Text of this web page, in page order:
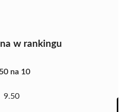
w rankingu
na 10
9.50